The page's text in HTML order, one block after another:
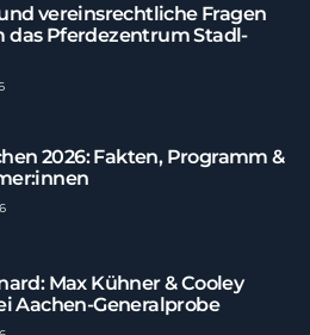
vereinsrechtliche Fragen
das Pferdezentrum Stadl-
2026: Fakten, Programm &
Max Kühner & Cooley
Aachen-Generalprobe